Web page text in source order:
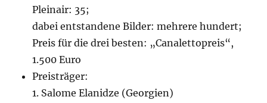
Pleinair: 35;
dabei entstandene Bilder: mehrere hundert;
Preis für die drei besten: „Canalettopreis“,
1.500 Euro
Preisträger:
1. Salome Elanidze (Georgien)